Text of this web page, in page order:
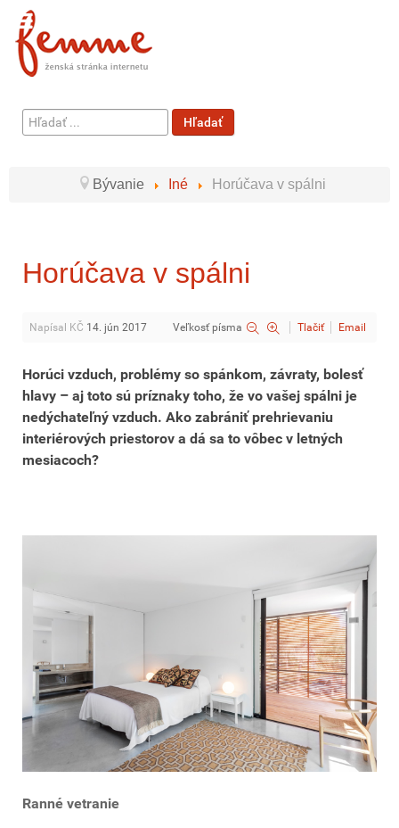
Hľadať
...
Hľadať
Bývanie Iné Horúčava v spálni
Horúčava v spálni
Napísal KČ 14. jún 2017 Veľkosť písma Tlačiť Email
Horúci vzduch, problémy so spánkom, závraty, bolesť
hlavy – aj toto sú príznaky toho, že vo vašej spálni je
nedýchateľný vzduch. Ako zabrániť prehrievaniu
interiérových priestorov a dá sa to vôbec v letných
mesiacoch?
Ranné vetranie